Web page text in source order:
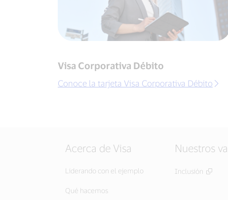
Visa Corporativa Débito
Conoce la tarjeta Visa Corporativa Débito
Acerca de Visa
Liderando con el ejemplo
Qué hacemos
Nuestros
Inclusión